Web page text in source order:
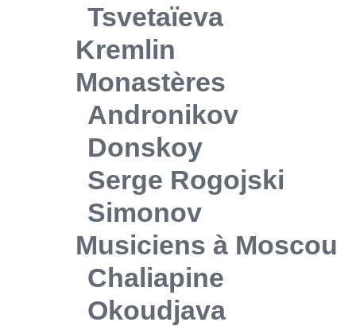
Tsvetaïeva
Kremlin
Monastères
Andronikov
Donskoy
Serge Rogojski
Simonov
Musiciens à Moscou
Chaliapine
Okoudjava